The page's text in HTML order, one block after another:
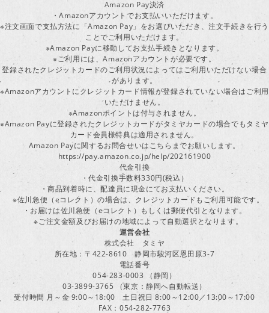
Amazon Pay決済
・Amazonアカウントでお支払いいただけます。
※注文画面で支払方法に「Amazon Pay」をお選びいただき、注文手続きを行う
ことでご利用いただけます。
※Amazon Payに移動してお支払手続きとなります。
※ご利用には、Amazonアカウントが必要です。
登録されたクレジットカードのご利用状況によってはご利用いただけない場合
があります。
※Amazonアカウントにクレジットカード情報が登録されていない場合はご利用
いただけません。
※Amazonポイントは付与されません。
※Amazon Payに登録されたクレジットカードがタミヤカードの場合でもタミヤ
カード会員様特典は適用されません。
Amazon Payに関するお問合せいはこちらまでお願いします。
https://pay.amazon.co.jp/help/202161900
代金引換
・代金引換手数料330円(税込）
・商品到着時に、配達員に現金にてお支払いください。
※佐川急便（eコレクト）の場合は、クレジットカードもご利用可能です。
・お届けは佐川急便（eコレクト）もしくは郵便代引となります。
※ご注文金額及びお届けの地域によって自動選択となります。
運営会社
株式会社 タミヤ
所在地：〒422-8610 静岡市駿河区恩田原3-7
電話番号
054-283-0003 （静岡）
03-3899-3765 （東京：静岡へ自動転送）
受付時間 月～金 9:00～18:00 土日祝日 8:00～12:00／13:00～17:00
FAX：054-282-7763